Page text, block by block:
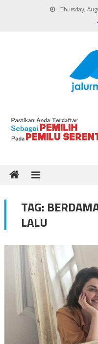
Thursday,
TAG:
LALU